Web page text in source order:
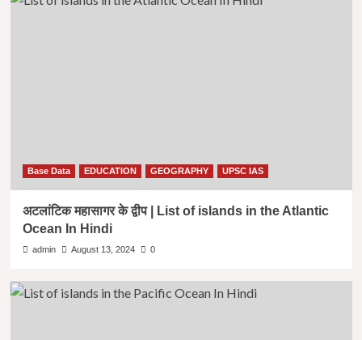
Base Data EDUCATION GEOGRAPHY UPSC IAS
अटलांटिक महासागर के द्वीप | List of islands in the Atlantic
Ocean In Hindi
admin August 13, 2024 0